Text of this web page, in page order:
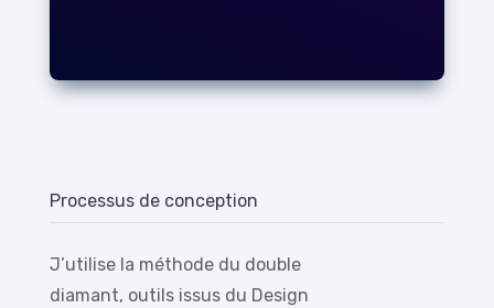
Processus de conception
J’utilise la méthode du double
diamant, outils issus du Design